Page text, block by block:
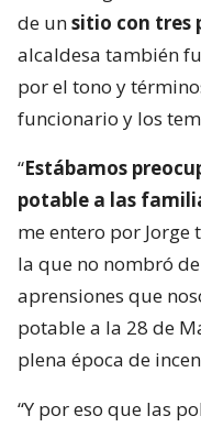
de unsitio con tres
alcaldesa también
por el tono y
funcionario y los
“Estábamos
potable a las
me entero por
la que no nombró
aprensiones que
potable a la 28 de
plena época de
“Y por eso que las